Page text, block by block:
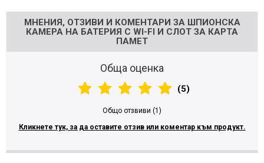
МНЕНИЯ, ОТЗИВИ И КОМЕНТАРИ ЗА ШПИОНСКА
КАМЕРА НА БАТЕРИЯ С WI-FI И СЛОТ ЗА КАРТА
ПАМЕТ
Обща оценка
(5)
Общо отзвиви (1)
Кликнете тук, за да оставите отзив или коментар към продукт.